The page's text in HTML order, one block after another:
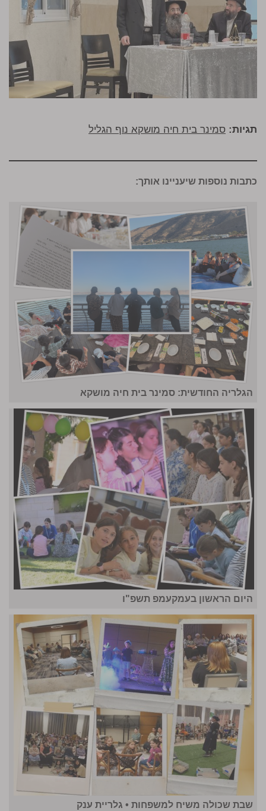
תגיות: סמינר בית חיה מושקא נוף הגליל
כתבות נוספות שיעניינו אותך:
הגלריה החודשית: סמינר בית חיה מושקא
היום הראשון בעמקעמפ תשפ"ו
שבת שכולה משיח למשפחות • גלריית ענק